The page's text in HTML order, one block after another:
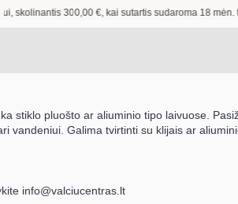
300,00€, kai sutartis sudaroma18mėn. terminui,
stiklo pluošto ar aliuminio tipo laivuose.
vandeniui. Galima tvirtinti su klijais ar
info@valciucentras.lt